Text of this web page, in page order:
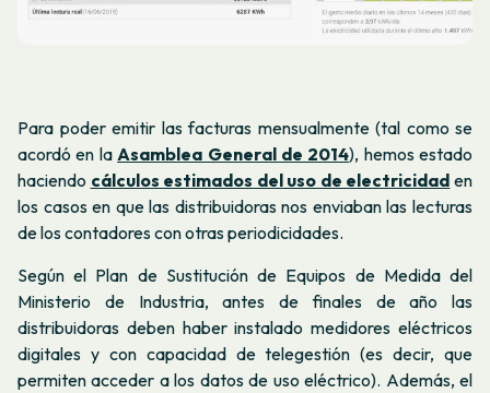
Para poder emitir las facturas mensualmente (tal como se
acordó en laAsamblea General de 2014), hemos estado
haciendo cálculos estimados del uso de electricidad en
los casos en que las distribuidorasnos enviaban las lecturas
de los contadores con otras periodicidades.
Según el Plan de Sustitución de Equipos de Medida del
Ministerio de Industria, antes de finales de año las
distribuidoras deben haber instalado medidores eléctricos
digitales y con capacidad de telegestión (es decir, que
permiten acceder a los datos de uso eléctrico). Además, el